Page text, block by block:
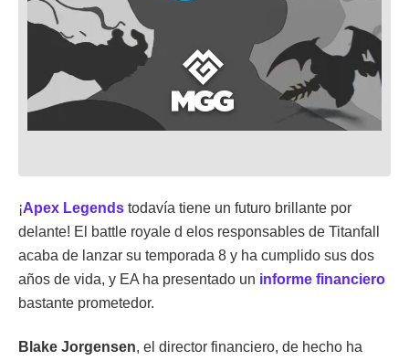
¡Apex Legends todavía tiene un futuro brillante por
delante! El battle royale d elos responsables de Titanfall
acaba de lanzar su temporada 8 y ha cumplido sus dos
años de vida, y EA ha presentado un informe financiero
bastante prometedor.
Blake Jorgensen, el director financiero, de hecho ha